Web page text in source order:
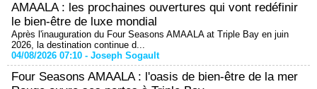
AMAALA : les prochaines ouvertures qui vont redéfinir
le bien-être de luxe mondial
Après l'inauguration du Four Seasons AMAALA at Triple Bay en juin
2026, la destination continue d...
04/08/2026 07:10 - Joseph Sogault
Four Seasons AMAALA : l'oasis de bien-être de la mer